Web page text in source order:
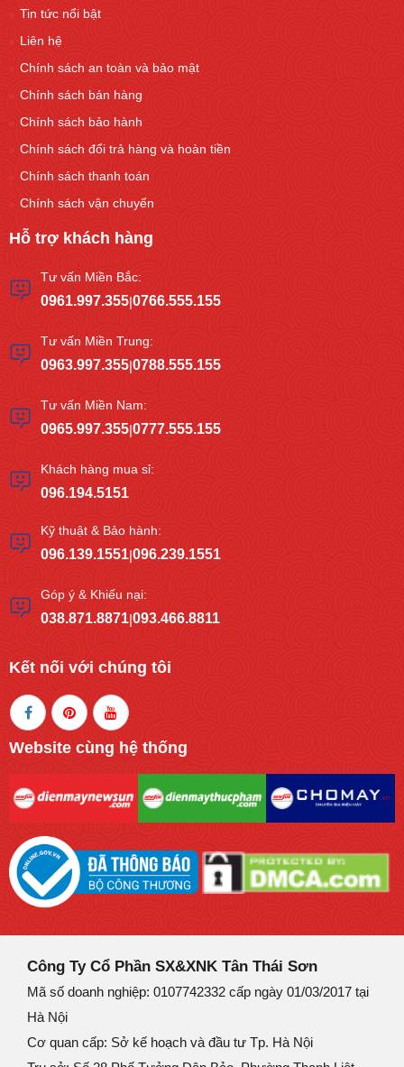
Tin tức nổi bật
Liên hệ
Chính sách an toàn và bảo mật
Chính sách bán hàng
Chính sách bảo hành
Chính sách đổi trả hàng và hoàn tiền
Chính sách thanh toán
Chính sách vận chuyển
Hỗ trợ khách hàng
Tư vấn Miền Bắc:
0961.997.355|0766.555.155
Tư vấn Miền Trung:
0963.997.355|0788.555.155
Tư vấn Miền Nam:
0965.997.355|0777.555.155
Khách hàng mua sỉ:
096.194.5151
Kỹ thuật & Bảo hành:
096.139.1551|096.239.1551
Góp ý & Khiếu nại:
038.871.8871|093.466.8811
Kết nối với chúng tôi
Website cùng hệ thống
Công Ty Cổ Phần SX&XNK Tân Thái Sơn
Mã số doanh nghiệp: 0107742332 cấp ngày 01/03/2017 tại
Hà Nội
Cơ quan cấp: Sở kế hoạch và đầu tư Tp. Hà Nội